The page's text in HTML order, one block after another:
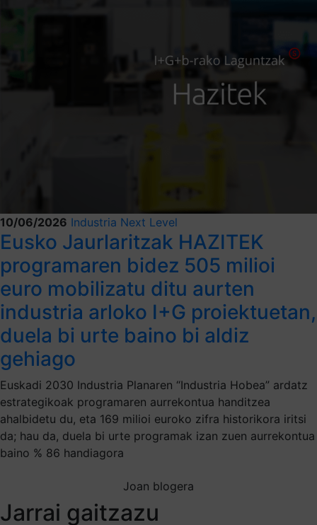
10/06/2026 Industria Next Level
Eusko Jaurlaritzak HAZITEK
programaren bidez 505 milioi
euro mobilizatu ditu aurten
industria arloko I+G proiektuetan,
duela bi urte baino bi aldiz
gehiago
Euskadi 2030 Industria Planaren “Industria Hobea” ardatz
estrategikoak programaren aurrekontua handitzea
ahalbidetu du, eta 169 milioi euroko zifra historikora iritsi
da; hau da, duela bi urte programak izan zuen aurrekontua
baino % 86 handiagora
Joan blogera
Jarrai gaitzazu